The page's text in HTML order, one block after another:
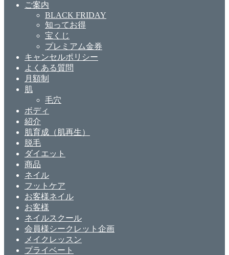
ご案内
BLACK FRIDAY
知ってお得
宝くじ
プレミアム金券
キャンセルポリシー
よくある質問
月額制
肌
毛穴
ボディ
紹介
肌育成（肌再生）
脱毛
ダイエット
商品
ネイル
フットケア
お客様ネイル
お客様
ネイルスクール
会員様シークレット企画
メイクレッスン
プライベート